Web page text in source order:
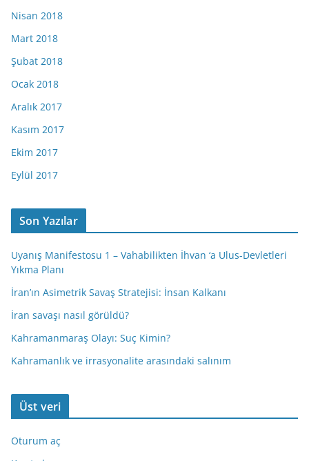
Nisan 2018
Mart 2018
Şubat 2018
Ocak 2018
Aralık 2017
Kasım 2017
Ekim 2017
Eylül 2017
Son Yazılar
Uyanış Manifestosu 1 – Vahabilikten İhvan ‘a Ulus-Devletleri
Yıkma Planı
İran’ın Asimetrik Savaş Stratejisi: İnsan Kalkanı
İran savaşı nasıl görüldü?
Kahramanmaraş Olayı: Suç Kimin?
Kahramanlık ve irrasyonalite arasındaki salınım
Üst veri
Oturum aç